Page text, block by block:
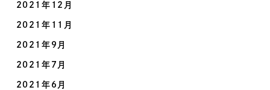
2021年12月
2021年11月
2021年9月
2021年7月
2021年6月